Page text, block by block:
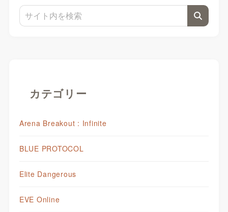
カテゴリー
Arena Breakout : Infinite
BLUE PROTOCOL
Elite Dangerous
EVE Online